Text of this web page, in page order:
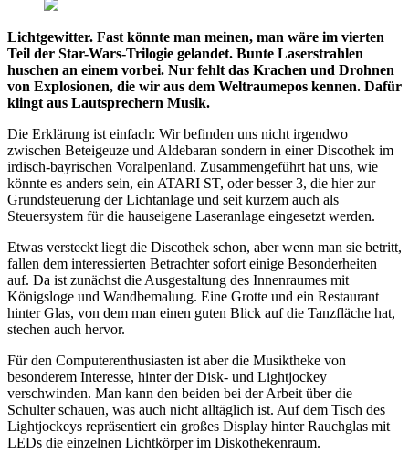
Lichtgewitter. Fast könnte man meinen, man wäre im vierten
Teil der Star-Wars-Trilogie gelandet. Bunte Laserstrahlen
huschen an einem vorbei. Nur fehlt das Krachen und Drohnen
von Explosionen, die wir aus dem Weltraumepos kennen. Dafür
klingt aus Lautsprechern Musik.
Die Erklärung ist einfach: Wir befinden uns nicht irgendwo
zwischen Beteigeuze und Aldebaran sondern in einer Discothek im
irdisch-bayrischen Voralpenland. Zusammengeführt hat uns, wie
könnte es anders sein, ein ATARI ST, oder besser 3, die hier zur
Grundsteuerung der Lichtanlage und seit kurzem auch als
Steuersystem für die hauseigene Laseranlage eingesetzt werden.
Etwas versteckt liegt die Discothek schon, aber wenn man sie betritt,
fallen dem interessierten Betrachter sofort einige Besonderheiten
auf. Da ist zunächst die Ausgestaltung des Innenraumes mit
Königsloge und Wandbemalung. Eine Grotte und ein Restaurant
hinter Glas, von dem man einen guten Blick auf die Tanzfläche hat,
stechen auch hervor.
Für den Computerenthusiasten ist aber die Musiktheke von
besonderem Interesse, hinter der Disk- und Lightjockey
verschwinden. Man kann den beiden bei der Arbeit über die
Schulter schauen, was auch nicht alltäglich ist. Auf dem Tisch des
Lightjockeys repräsentiert ein großes Display hinter Rauchglas mit
LEDs die einzelnen Lichtkörper im Diskothekenraum.